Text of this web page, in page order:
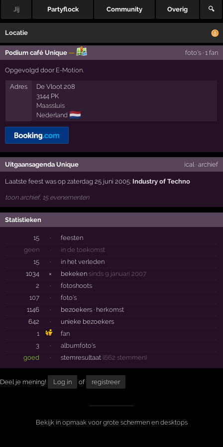
Jij Partyflock Community Overig 🔍
Locatie
Podium café Unique — foto's· 1 fan
Opgevolgd door E-Motion
Adres
De Vloot 208
3144 PK
Maassluis
Nederland 🇳🇱
Uitgaansagenda Unique ical · archief
Laatste feest was op zaterdag 25 juni 2005: Industry of Techno
toon archief, 15 evenementen
Statistieken
15 ·
feesten
geen
·
in de toekomst
15
·
in het verleden
1034
× bekeken sinds 9 januari 2007
2
·
fotoshoots
107
·
foto's
1146
· bezoekers · herkomst
642
·
unieke bezoekers
1
fan
3
·
albumfoto's
goed
· stemresultaat (662 stemmen)
Deel je mening! Log in of registreer
Bekijk in opmaak voor grote schermen en desktops